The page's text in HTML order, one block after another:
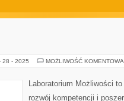
28 - 2025 MOŻLIWOŚĆ
Laboratorium Możliwości
rozwój kompetencji i